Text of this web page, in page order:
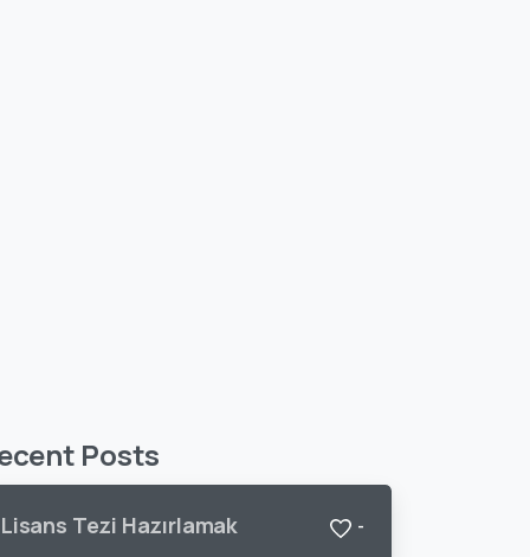
Posts
Lisans Tezi Hazırlamak -